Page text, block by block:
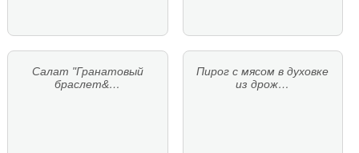
Салат "Гранатовый
браслет&…
Пирог с мясом в духовке
из дрож…